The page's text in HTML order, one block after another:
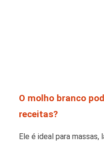
O molho branco
receitas?
Ele é ideal para massas,